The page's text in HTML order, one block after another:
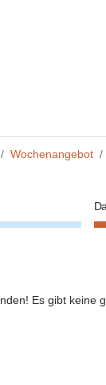
Wochenangebot
Es gibt keine